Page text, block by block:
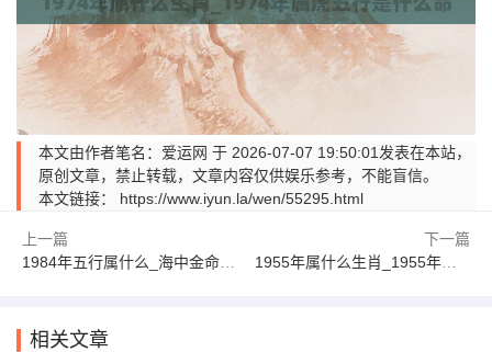
本文由作者笔名：爱运网 于 2026-07-07 19:50:01发表在本站，
原创文章，禁止转载，文章内容仅供娱乐参考，不能盲信。
本文链接： https://www.iyun.la/wen/55295.html
上一篇
1984年五行属什么_海中金命人的性格与运势大全
下一篇
1955年属什么生肖_1955年属羊最新运势查询
相关文章